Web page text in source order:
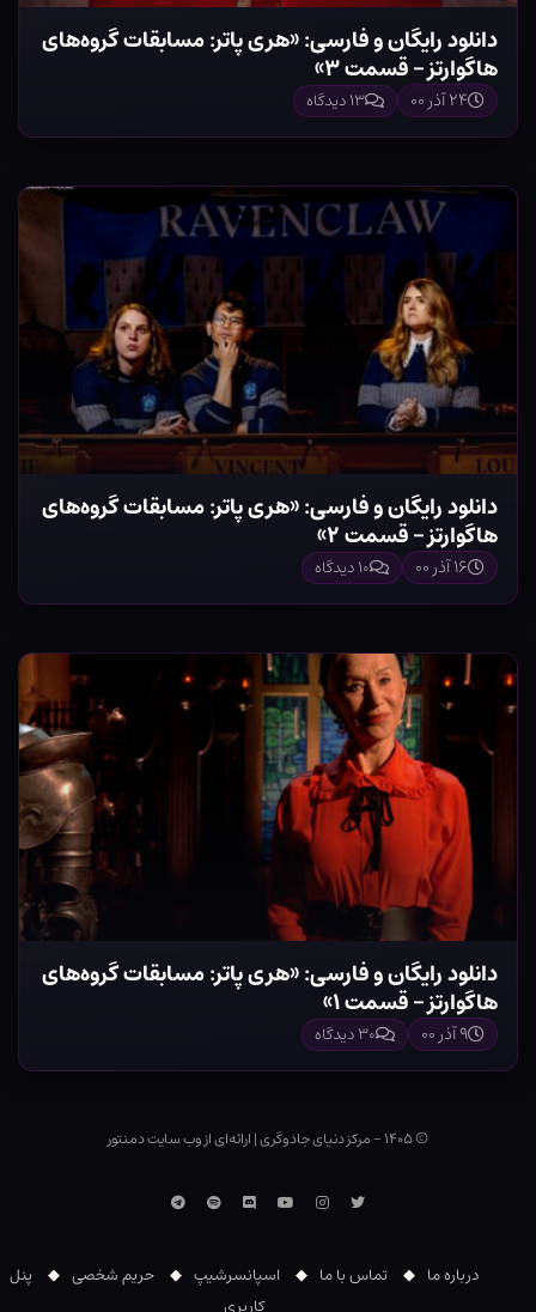
دانلود رایگان و فارسی: «هری پاتر: مسابقات گروه‌های
هاگوارتز – قسمت ۳»
۲۴ آذر ۰۰ ۱۳ دیدگاه
دانلود رایگان و فارسی: «هری پاتر: مسابقات گروه‌های
هاگوارتز – قسمت ۲»
۱۶ آذر ۰۰ ۱۰ دیدگاه
دانلود رایگان و فارسی: «هری پاتر: مسابقات گروه‌های
هاگوارتز – قسمت ۱»
۹ آذر ۰۰ ۳۰ دیدگاه
© ۱۴۰۵ - مرکز دنیای جادوگری |ارائه‌ای از وب ‌سایت دمنتور
توییتراینستاگرام
یوتوبDiscordاسپاتیفایتلگرام
درباره ما تماس با ما اسپانسرشیپ حریم شخصی
پنل
کاربری